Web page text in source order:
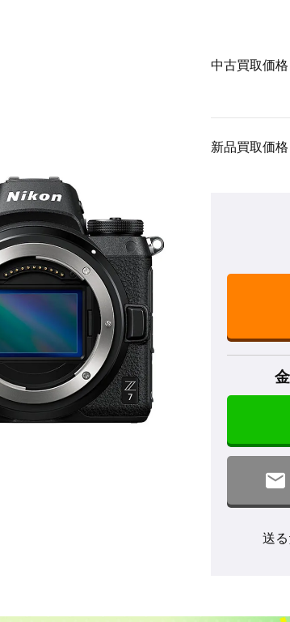
中古買取価格
新品買取価格
送